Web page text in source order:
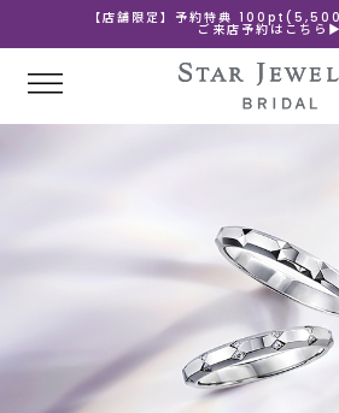
【店舗限定】予約特典
ご来店予約はこちら▶